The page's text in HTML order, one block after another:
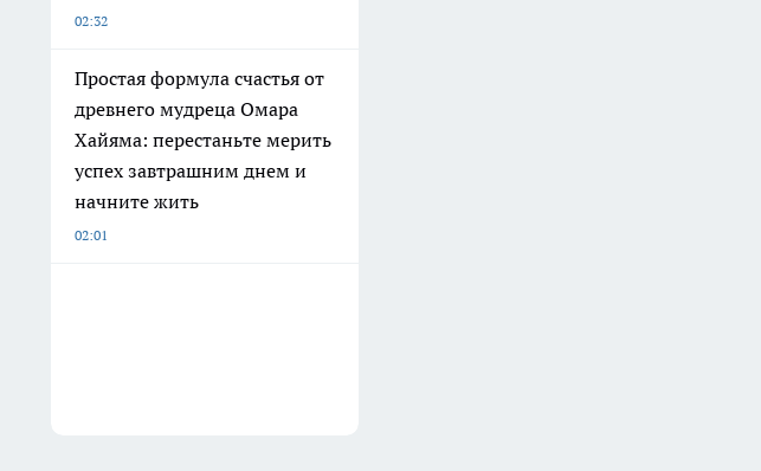
02:32
Простая формула счастья от
древнего мудреца Омара
Хайяма: перестаньте мерить
успех завтрашним днем и
начните жить
02:01